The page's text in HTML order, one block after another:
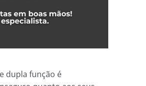
dupla função é